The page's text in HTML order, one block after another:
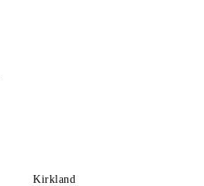
Kirkland